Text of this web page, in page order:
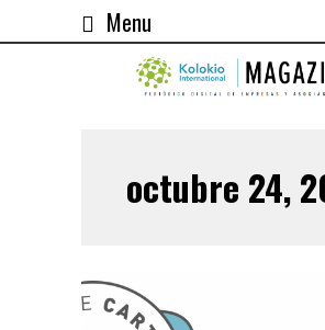
Menu
octubre 24,